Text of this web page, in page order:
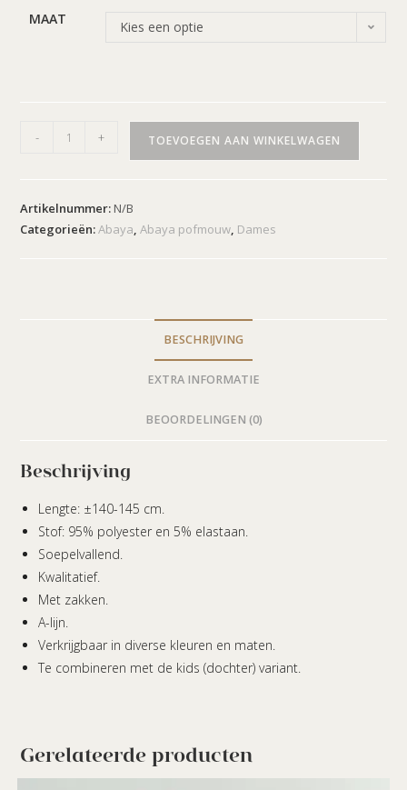
MAAT Kies een optie
- + TOEVOEGEN AAN WINKELWAGEN
Artikelnummer: N/B
Categorieën:Abaya,Abaya pofmouw, Dames
BESCHRIJVING
EXTRA INFORMATIE
BEOORDELINGEN (0)
Beschrijving
Lengte: ±140-145 cm.
Stof: 95% polyester en 5% elastaan.
Soepelvallend.
Kwalitatief.
Met zakken.
A-lijn.
Verkrijgbaar in diverse kleuren en maten.
Te combineren met de kids (dochter) variant.
Gerelateerde producten